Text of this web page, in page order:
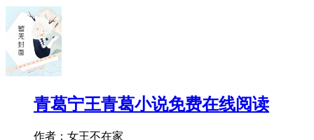
青葛宁王青葛小说免费在线阅读
作者：女王不在家